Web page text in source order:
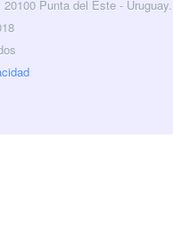
Punta del Este - Uruguay.